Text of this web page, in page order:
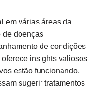
em várias áreas da
de doenças
de condições
insights valiosos
estão funcionando,
sugerir tratamentos